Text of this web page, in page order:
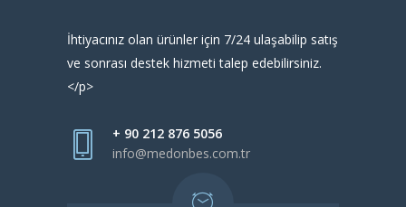
İhtiyacınız olan ürünler için 7/24 ulaşabilip satış
ve sonrası destek hizmeti talep edebilirsiniz.
</p>
+ 90 212 876 5056
info@medonbes.com.tr